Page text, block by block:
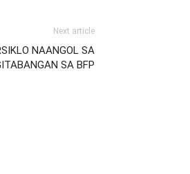
Next article
NAANGOL SA
SA BFP